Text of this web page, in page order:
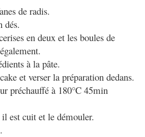
de radis.
dés.
en deux et les boules de
à la pâte.
et verser la préparation dedans.
préchauffé à 180°C 45min
est cuit et le démouler.